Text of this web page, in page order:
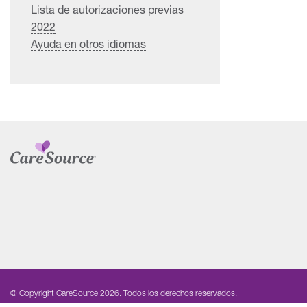
Lista de autorizaciones previas
2022
Ayuda en otros idiomas
© Copyright CareSource 2026. Todos los derechos reservados.